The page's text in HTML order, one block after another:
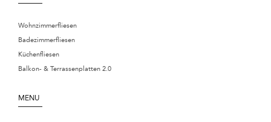
Wohnzimmerfliesen
Badezimmerfliesen
Küchenfliesen
Balkon- & Terrassenplatten 2.0
MENU